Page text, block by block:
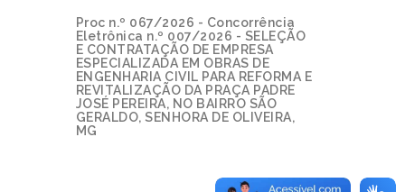
Proc n.º 067/2026 - Concorrência
Eletrônica n.º 007/2026 - SELEÇÃO
E CONTRATAÇÃO DE EMPRESA
ESPECIALIZADA EM OBRAS DE
ENGENHARIA CIVIL PARA REFORMA E
REVITALIZAÇÃO DA PRAÇA PADRE
JOSÉ PEREIRA, NO BAIRRO SÃO
GERALDO, SENHORA DE OLIVEIRA,
MG